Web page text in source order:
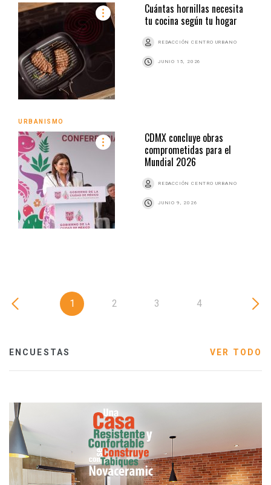
Cuántas hornillas necesita
tu cocina según tu hogar
REDACCIÓN CENTRO URBANO
JUNIO 15, 2026
URBANISMO
CDMX concluye obras
comprometidas para el
Mundial 2026
REDACCIÓN CENTRO URBANO
JUNIO 9, 2026
1 2 3 4
ENCUESTAS VER TODO